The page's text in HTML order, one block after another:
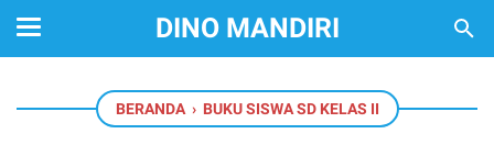
DINO MANDIRI
BERANDA › BUKU SISWA SD KELAS II